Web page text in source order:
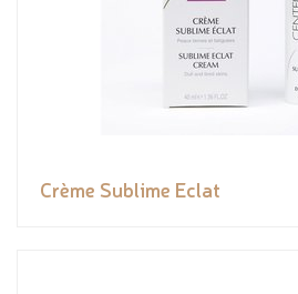
Crème Sublime Eclat